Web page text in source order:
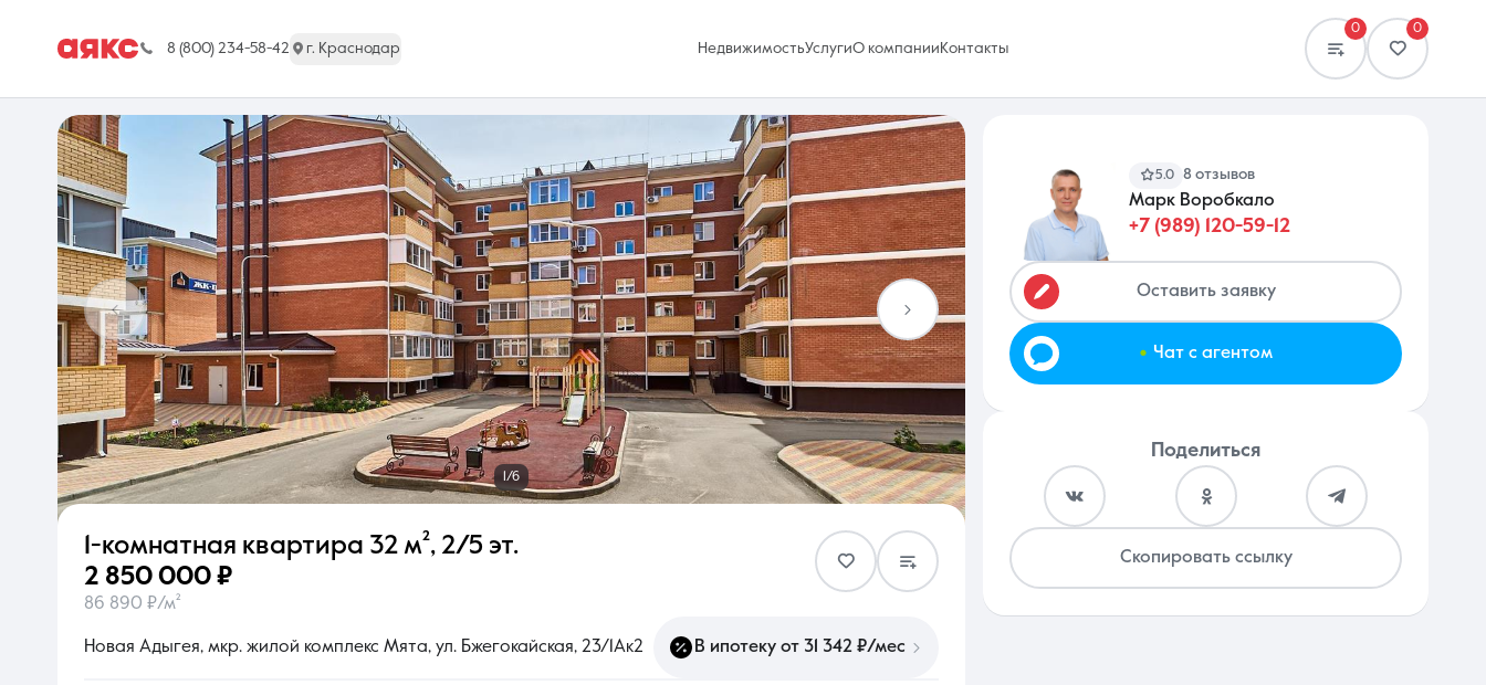
8 (800) 234-58-42 г. Краснодар НедвижимостьУслугиО компании Контакты
0 0
г. Краснодар Избранное
0 объявлений
Сравнение
Недвижимость Услуги
О компании Контакты
1/6
1-комнатная квартира 32 м², 2/5 эт.
2 850 000 ₽
86 890 ₽/м²
Новая Адыгея, мкр. жилой комплекс Мята, ул. Бжегокайская, 23/1Ак2 В ипотеку от 31 342 ₽/мес
5.0 8 отзывов
Марк Воробкало
+7 (989) 120-59-12
Оставить заявку
. Чат с агентом
Поделиться
Скопировать ссылку